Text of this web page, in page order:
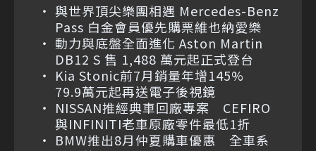
與世界頂尖樂團相遇 Mercedes-Benz
Pass 白金會員優先購票維也納愛樂
動力與底盤全面進化 Aston Martin
DB12 S 售 1,488 萬元起正式登台
Kia Stonic前7月銷量年增145%
79.9萬元起再送電子後視鏡
NISSAN推經典車回廠專案 CEFIRO
與INFINITI老車原廠零件最低1折
BMW推出8月仲夏購車優惠 全車系